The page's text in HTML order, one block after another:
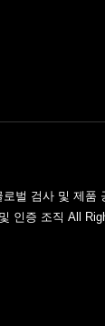
로벌 검사 및 제품
인증 조직 All